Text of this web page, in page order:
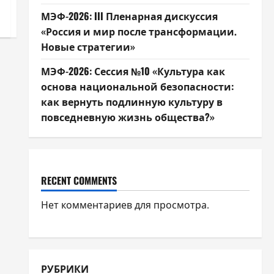
МЭФ-2026: III Пленарная дискуссия
«Россия и мир после трансформации.
Новые стратегии»
МЭФ-2026: Сессия №10 «Культура как
основа национальной безопасности:
как вернуть подлинную культуру в
повседневную жизнь общества?»
RECENT COMMENTS
Нет комментариев для просмотра.
РУБРИКИ